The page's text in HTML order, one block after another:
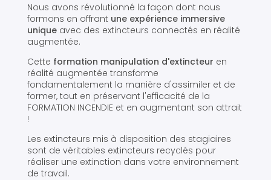
Nous avons révolutionné la façon dont nous
formons en offrant une expérience immersive
unique avec des extincteurs connectés en réalité
augmentée.
Cette formation manipulation d'extincteur en
réalité augmentée transforme
fondamentalement la manière d'assimiler et de
former, tout en préservant l'efficacité de la
FORMATION INCENDIE et en augmentant son attrait
!
Les extincteurs mis à disposition des stagiaires
sont de véritables extincteurs recyclés pour
réaliser une extinction dans votre environnement
de travail.